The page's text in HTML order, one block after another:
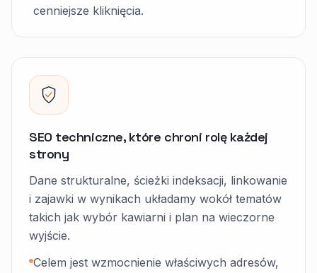
cenniejsze kliknięcia.
SEO techniczne, które chroni rolę każdej
strony
Dane strukturalne, ścieżki indeksacji, linkowanie
i zajawki w wynikach układamy wokół tematów
takich jak wybór kawiarni i plan na wieczorne
wyjście.
Celem jest wzmocnienie właściwych adresów,